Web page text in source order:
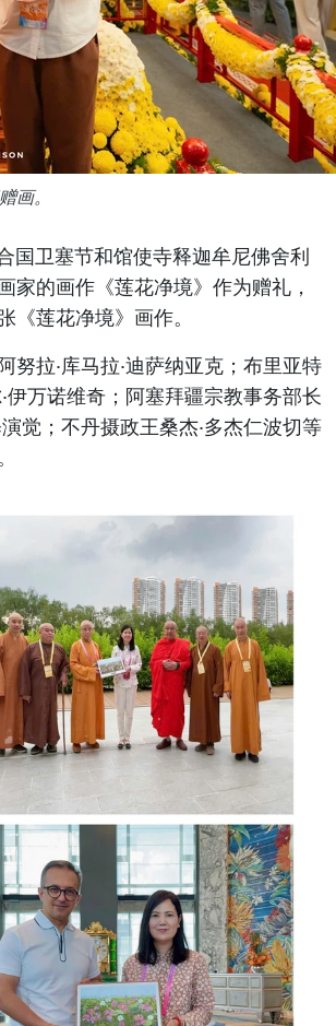
画。
卫塞节和馆使寺释迦牟尼佛舍利
家的画作《莲花净境》作为赠礼，
《莲花净境》画作。
拉·库马拉·迪萨纳亚克；布里亚特
伊万诺维奇；阿塞拜疆宗教事务部长
觉；不丹摄政王桑杰·多杰仁波切等